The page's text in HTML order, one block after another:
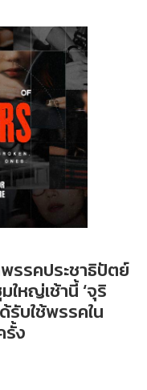
รรคประชาธิปัตย์
ใหญ่เช้านี้ ‘จุริ
บใช้พรรคใน
รั้ง